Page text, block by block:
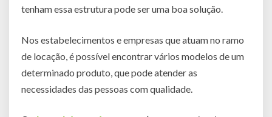
tenham essa estrutura pode ser uma boa solução.
Nos estabelecimentos e empresas que atuam no ramo
de locação, é possível encontrar vários modelos de um
determinado produto, que pode atender as
necessidades das pessoas com qualidade.